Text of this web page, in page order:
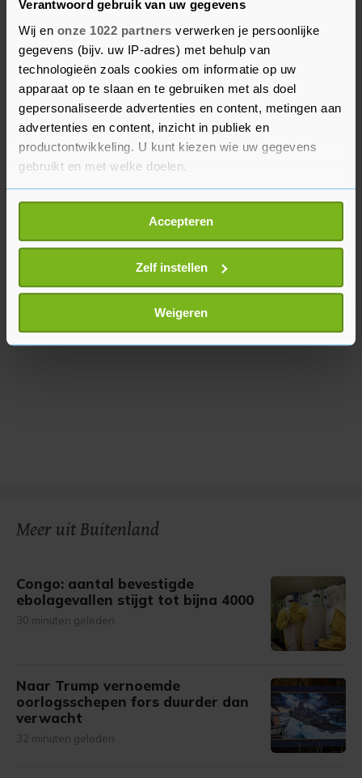
Verantwoord gebruik van uw gegevens
Wij en onze 1022 partners verwerken je persoonlijke
gegevens (bijv. uw IP-adres) met behulp van
technologieën zoals cookies om informatie op uw
apparaat op te slaan en te gebruiken met als doel
gepersonaliseerde advertenties en content, metingen aan
advertenties en content, inzicht in publiek en
productontwikkeling. U kunt kiezen wie uw gegevens
gebruikt en met welke doelen.
Als u het toestaat, willen we ook graag:
Informatie verzamelen over uw geografische
locatie, die tot een paar meter nauwkeurig kan zijn
Uw apparaat identificeren door het actief te
scannen op specifieke eigenschappen (fingerprinting)
Lees meer over hoe uw persoonlijke gegevens worden
verwerkt en stel uw voorkeuren in het
U kunt uw toestemming op elk moment wijzigen of
Accepteren
Zelf instellen
Weigeren
versnellen. Ook voorzitter van de Europese
Commissie Ursula von der Leyen is daar
voorstander van.
Nederland hoort niet bij die groep. Wel helpt
Nederland Oekraïne om te voldoen aan de
criteria, op onder meer het gebied van de
rechtsstaat en goed bestuur.
Meer uit Buitenland
Congo: aantal bevestigde
ebolagevallen stijgt tot bijna 4000
30 minuten geleden
Naar Trump vernoemde
oorlogsschepen fors duurder dan
verwacht
32 minuten geleden